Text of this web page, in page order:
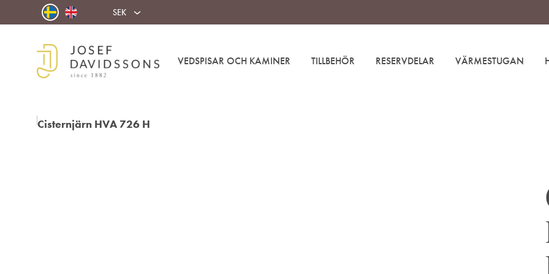
SEK
AB
i
VEDSPISAR OCH KAMINER TILLBEHÖR RESERVDELAR VÄRMESTUGAN